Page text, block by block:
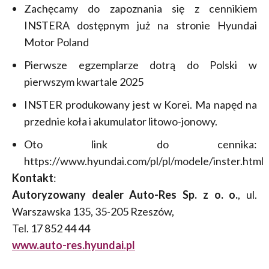
Zachęcamy do zapoznania się z cennikiem
INSTERA dostępnym już na stronie Hyundai
Motor Poland
Pierwsze egzemplarze dotrą do Polski w
pierwszym kwartale 2025
INSTER produkowany jest w Korei. Ma napęd na
przednie koła i akumulator litowo-jonowy.
Oto link do cennika:
https://www.hyundai.com/pl/pl/modele/inster.html
Kontakt:
Autoryzowany dealer Auto-Res Sp. z o. o., ul.
Warszawska 135, 35-205 Rzeszów,
Tel. 17 852 44 44
www.auto-res.hyundai.pl